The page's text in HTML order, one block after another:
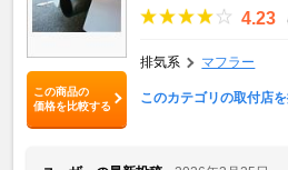
この商品の
価格を比較する
4.23
排気系 マフラー
このカテゴリの取付店